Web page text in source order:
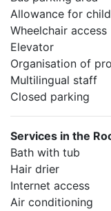
Allowance for
Wheelchair access
Elevator
Organisation of
Multilingual staff
Closed parking
Services in the
Bath with tub
Hair drier
Internet access
Air conditioning